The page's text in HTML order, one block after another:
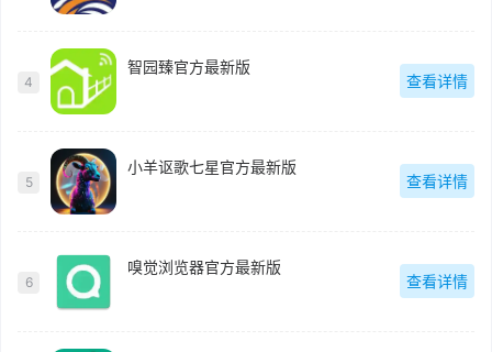
4
智园臻官方最新版
查看详情
5
小羊讴歌七星官方最新版
查看详情
6
嗅觉浏览器官方最新版
查看详情